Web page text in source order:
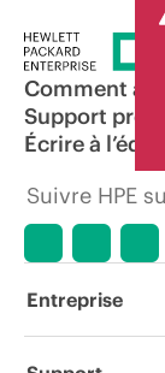
tels
et
peut
Les
les
dans
Comment
Support
Écrire à
Suivre HPE
Entreprise
À propos de HPE